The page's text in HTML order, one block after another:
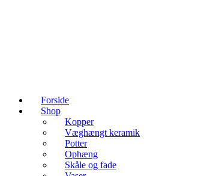
Forside
Shop
Kopper
Væghængt keramik
Potter
Ophæng
Skåle og fade